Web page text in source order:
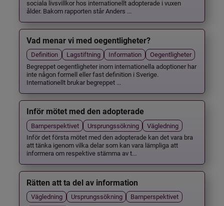
sociala livsvillkor hos internationellt adopterade i vuxen
ålder. Bakom rapporten står Anders ...
Vad menar vi med oegentligheter?
Definition Lagstiftning Information
Oegentligheter
Begreppet oegentligheter inom internationella adoptioner har
inte någon formell eller fast definition i Sverige.
Internationellt brukar begreppet ...
Inför mötet med den adopterade
Barnperspektivet Ursprungssökning
Vägledning
Inför det första mötet med den adopterade kan det vara bra
att tänka igenom vilka delar som kan vara lämpliga att
informera om respektive stämma av t...
Rätten att ta del av information
Vägledning Ursprungssökning
Barnperspektivet